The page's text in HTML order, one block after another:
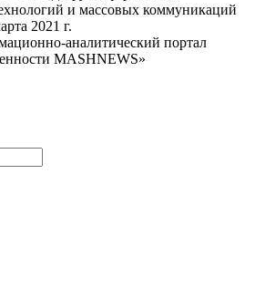
и массовых коммуникаций
2021 г.
аналитический портал
MASHNEWS»